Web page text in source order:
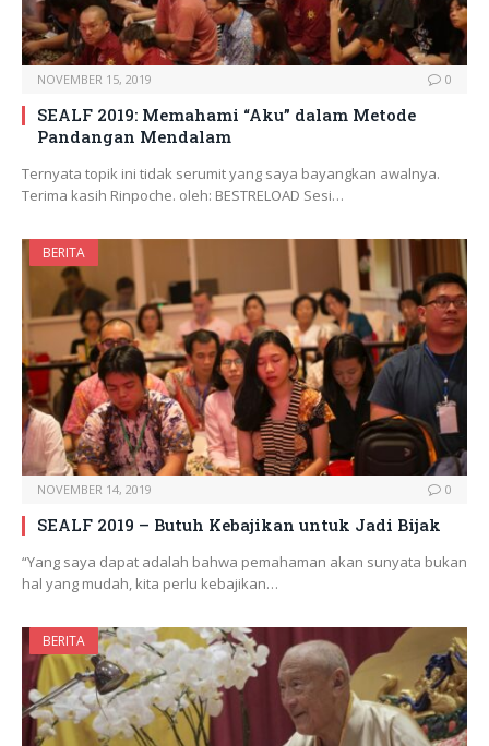
NOVEMBER 15, 2019 0
SEALF 2019: Memahami “Aku” dalam Metode
Pandangan Mendalam
Ternyata topik ini tidak serumit yang saya bayangkan awalnya.
Terima kasih Rinpoche. oleh: BESTRELOAD Sesi…
BERITA
NOVEMBER 14, 2019 0
SEALF 2019 – Butuh Kebajikan untuk Jadi Bijak
“Yang saya dapat adalah bahwa pemahaman akan sunyata bukan
hal yang mudah, kita perlu kebajikan…
BERITA